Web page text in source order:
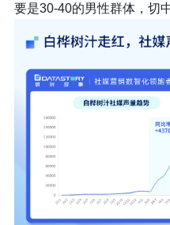
要是30-40的男性群体，切